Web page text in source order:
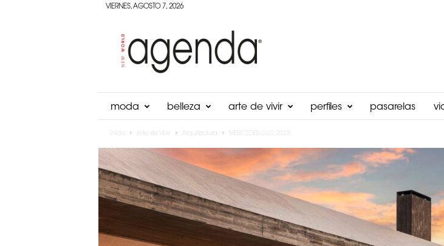
VIERNES, AGOSTO 7, 2026
Panama
moda belleza arte de vivir perfiles pasarelas
Arte de Vivir Arquitectura MERCEDES GLC 2023